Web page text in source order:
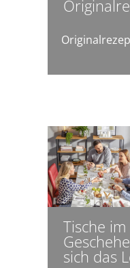
Tische
sich das